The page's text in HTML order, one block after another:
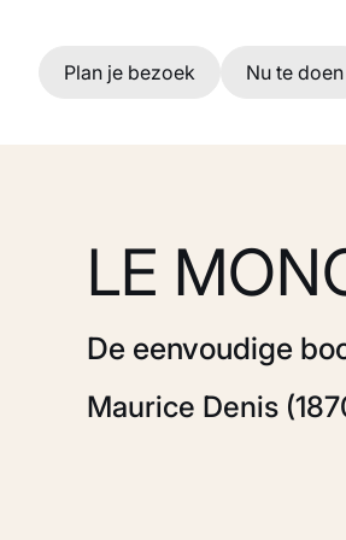
Ga naar hoofdinhoud
Plan je bezoek Nu te doen
LE
De eenvoudige
Maurice Denis